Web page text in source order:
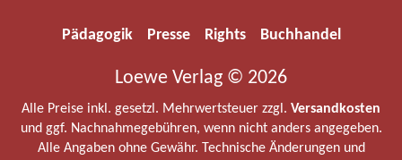
Pädagogik Presse Rights Buchhandel
Loewe Verlag © 2026
Alle Preise inkl. gesetzl. Mehrwertsteuer zzgl. Versandkosten
und ggf. Nachnahmegebühren, wenn nicht anders angegeben.
Alle Angaben ohne Gewähr. Technische Änderungen und